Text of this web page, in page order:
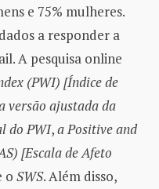
e 75% mulheres.
a responder a
A pesquisa online
(PWI) [Índice de
versão ajustada da
do PWI,a Positive and
[Escala de Afeto
o SWS. Além disso,